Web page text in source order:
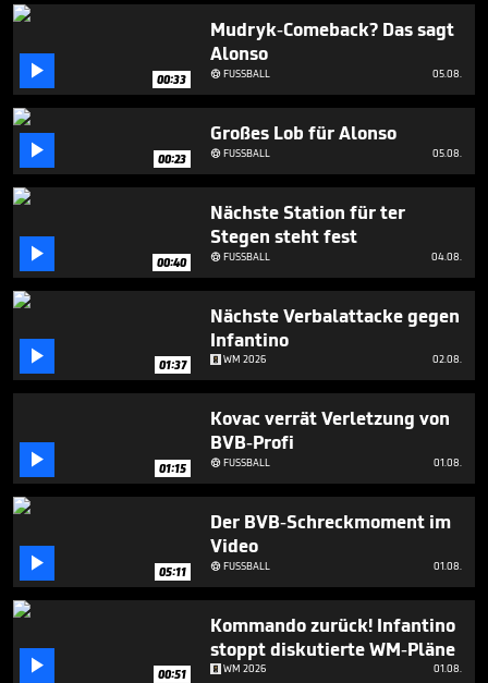
minute,
17
 00:33
Mudryk-Comeback? Das sagt
Alonso
FUSSBALL 05.08.
 00:23
Großes Lob für Alonso
FUSSBALL 05.08.
 00:40
Nächste Station für ter
Stegen steht fest
FUSSBALL 04.08.
 01:37
Nächste Verbalattacke gegen
Infantino
WM 2026 02.08.
 01:15
Kovac verrät Verletzung von
BVB-Profi
FUSSBALL 01.08.
 05:11
Der BVB-Schreckmoment im
Video
FUSSBALL 01.08.
 00:51
Kommando zurück! Infantino
stoppt diskutierte WM-Pläne
WM 2026 01.08.